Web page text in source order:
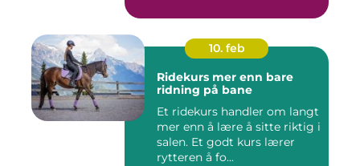
10. feb
Ridekurs mer enn bare
ridning på bane
Et ridekurs handler om langt
mer enn å lære å sitte riktig i
salen. Et godt kurs lærer
rytteren å fo...